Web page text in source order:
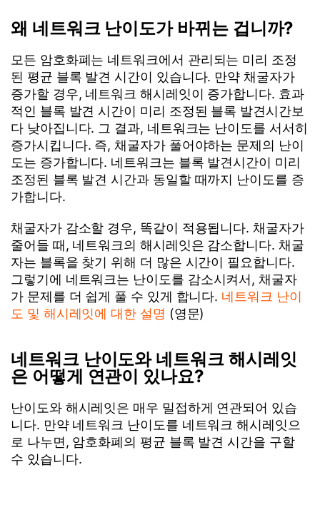
왜 네트워크 난이도가 바뀌는 겁니까?
모든 암호화폐는 네트워크에서 관리되는 미리 조정
된 평균 블록 발견 시간이 있습니다. 만약 채굴자가
증가할 경우, 네트워크 해시레잇이 증가합니다. 효과
적인 블록 발견 시간이 미리 조정된 블록 발견시간보
다 낮아집니다. 그 결과, 네트워크는 난이도를 서서히
증가시킵니다. 즉, 채굴자가 풀어야하는 문제의 난이
도는 증가합니다. 네트워크는 블록 발견시간이 미리
조정된 블록 발견 시간과 동일할 때까지 난이도를 증
가합니다.
채굴자가 감소할 경우, 똑같이 적용됩니다. 채굴자가
줄어들 때, 네트워크의 해시레잇은 감소합니다. 채굴
자는 블록을 찾기 위해 더 많은 시간이 필요합니다.
그렇기에 네트워크는 난이도를 감소시켜서, 채굴자
가 문제를 더 쉽게 풀 수 있게 합니다. 네트워크 난이
도 및 해시레잇에 대한 설명 (영문)
네트워크 난이도와 네트워크 해시레잇
은 어떻게 연관이 있나요?
난이도와 해시레잇은 매우 밀접하게 연관되어 있습
니다. 만약 네트워크 난이도를 네트워크 해시레잇으
로 나누면, 암호화폐의 평균 블록 발견 시간을 구할
수 있습니다.